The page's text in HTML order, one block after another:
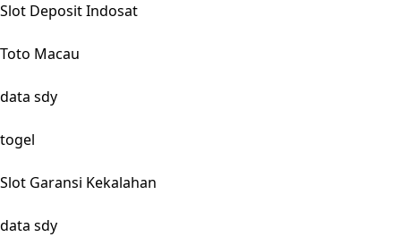
Slot Deposit Indosat
Toto Macau
data sdy
togel
Slot Garansi Kekalahan
data sdy